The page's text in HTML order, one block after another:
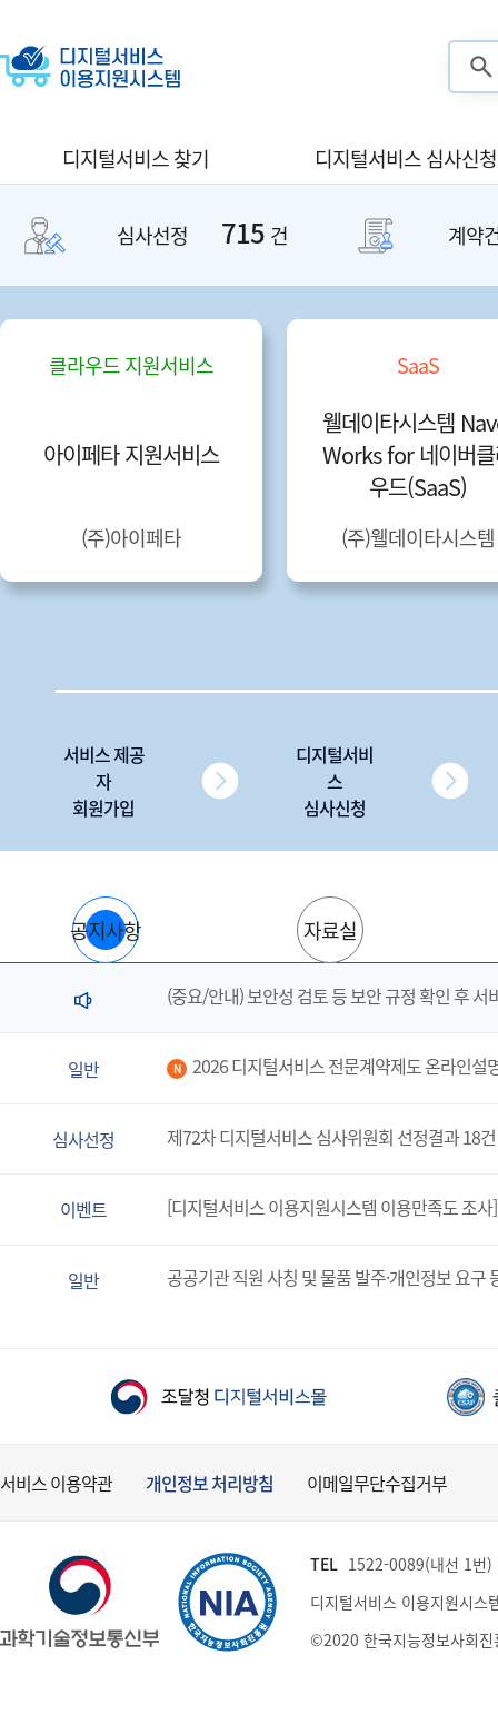
디지털서비스 찾기 디지털서비스 심사신청
심사선정 715 건 계약
클라우드 지원서비스
아이페타 지원서비스
(주)아이페타
SaaS
웰데이타시스템
Works for 네이버
우드(SaaS)
(주)웰데이타시스템
서비스 제공
자
회원가입
디지털서비
스
심사신청
공지사항 자료실
(중요/안내) 보안성 검토 등 보안 규정 확인 후 서
일반 N 2026 디지털서비스 전문계약제도 온라인설
심사선정 제72차 디지털서비스 심사위원회 선정결과 18건
이벤트 [디지털서비스 이용지원시스템 이용만족도 조
일반 공공기관 직원 사칭 및 물품 발주·개인정보 요구
서비스 이용약관 개인정보 처리방침 이메일무단수집거부
TEL 1522-0089(내선 1번
디지털서비스 이용지원시스
©2020 한국지능정보사회진